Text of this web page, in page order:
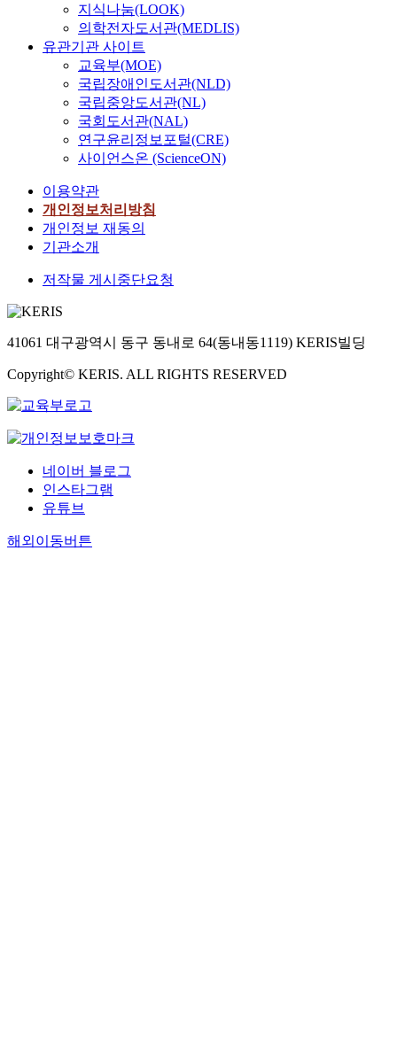
지식나눔(LOOK)
의학전자도서관(MEDLIS)
유관기관 사이트
교육부(MOE)
국립장애인도서관(NLD)
국립중앙도서관(NL)
국회도서관(NAL)
연구윤리정보포털(CRE)
사이언스온 (ScienceON)
이용약관
개인정보처리방침
개인정보 재동의
기관소개
저작물 게시중단요청
41061 대구광역시 동구 동내로 64(동내동1119) KERIS빌딩
Copyright© KERIS. ALL RIGHTS RESERVED
네이버 블로그
인스타그램
유튜브
해외이동버튼